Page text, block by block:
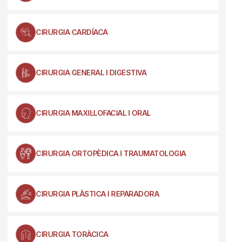
CIRURGIA CARDÍACA
CIRURGIA GENERAL I DIGESTIVA
CIRURGIA MAXIL·LOFACIAL I ORAL
CIRURGIA ORTOPÈDICA I TRAUMATOLOGIA
CIRURGIA PLÀSTICA I REPARADORA
CIRURGIA TORÀCICA